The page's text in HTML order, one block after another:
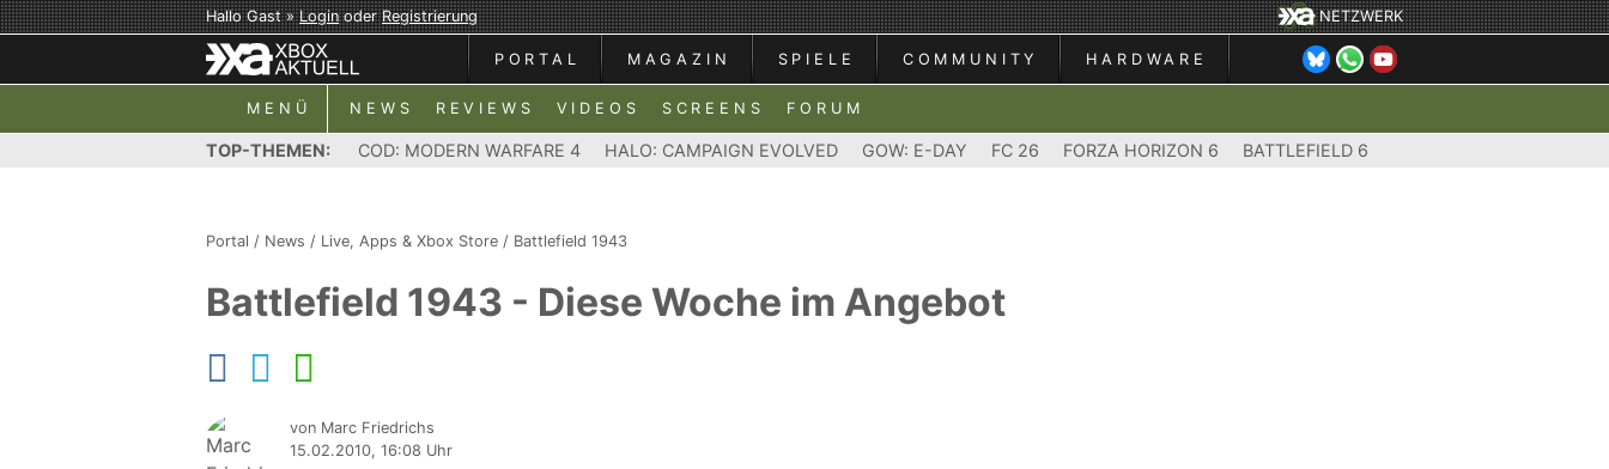
Hallo Gast »LoginoderRegistrierung NETZWERK
PORTAL MAGAZIN SPIELE COMMUNITY HARDWARE
MENÜ NEWS REVIEWS VIDEOS SCREENS FORUM
TOP-THEMEN: COD: MODERN WARFARE 4 HALO: CAMPAIGN EVOLVED GOW: E-DAY FC 26 FORZA HORIZON 6 BATTLEFIELD 6
Portal / News / Live, Apps & Xbox Store / Battlefield 1943
Battlefield 1943 - Diese Woche im Angebot
von Marc Friedrichs
15.02.2010, 16:08 Uhr